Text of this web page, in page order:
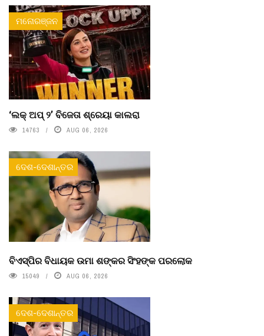
ମନୋରଞ୍ଜନ
‘ଲକ୍ ଅପ୍ ୨’ ବିଜେତା ଶ୍ରେୟା କାଲରା
14763 AUG 06, 2026
ଦେଶ-ଦେଶାନ୍ତର
ବିଏସ୍‌ପିର ବିଧାୟକ ଉମା ଶଙ୍କର ସିଂହଙ୍କ ପରଲୋକ
15049 AUG 06, 2026
ଦେଶ-ଦେଶାନ୍ତର